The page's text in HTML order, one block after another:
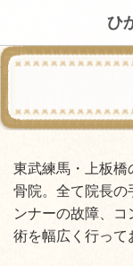
ひ
東武練馬・上板橋
骨院。全て院長の
ンナーの故障、
術を幅広く行って